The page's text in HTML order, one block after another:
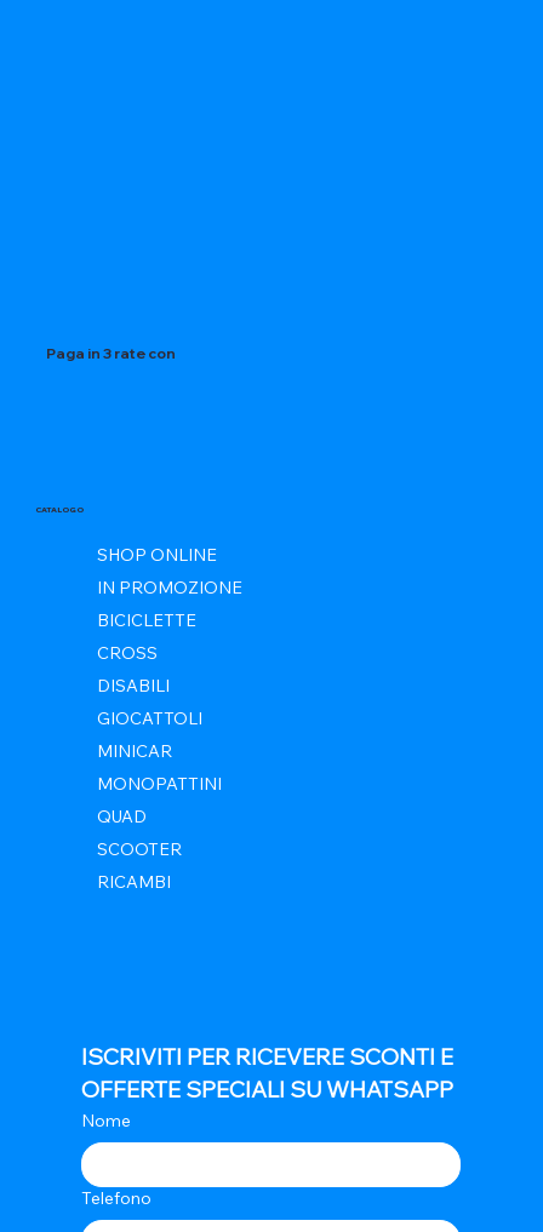
Paga in 3 rate con
CATALOGO
SHOP ONLINE
IN PROMOZIONE
BICICLETTE
CROSS
DISABILI
GIOCATTOLI
MINICAR
MONOPATTINI
QUAD
SCOOTER
RICAMBI
ISCRIVITI PER RICEVERE SCONTI E
OFFERTE SPECIALI SU WHATSAPP
Nome
Telefono